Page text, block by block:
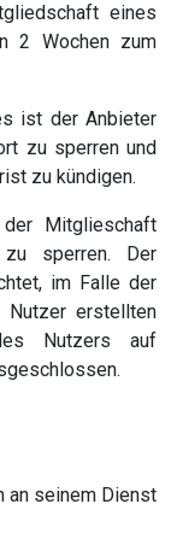
eines
2 Wochen zum
ist der Anbieter
zu sperren und
zu kündigen.
Mitglieschaft
sperren. Der
im Falle der
erstellten
Nutzers auf
an seinem Dienst